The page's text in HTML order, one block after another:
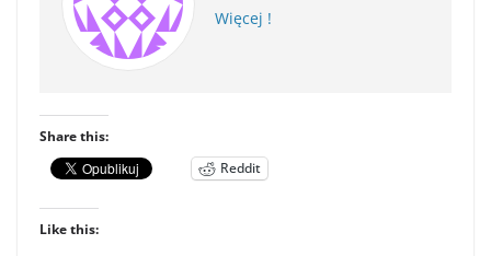
Więcej !
Share this:
Reddit
Like this: